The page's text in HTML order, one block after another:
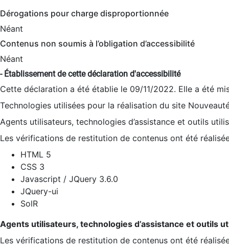
Dérogations pour charge disproportionnée
Néant
Contenus non soumis à l’obligation d’accessibilité
Néant
- Établissement de cette déclaration d'accessibilité
Cette déclaration a été établie le 09/11/2022. Elle a été
Technologies utilisées pour la réalisation du site
Agents utilisateurs, technologies d’assistance et outils
Les vérifications de restitution de contenus ont été
HTML 5
CSS 3
Javascript / JQuery 3.6.0
JQuery-ui
SolR
Agents utilisateurs, technologies d’assistance et outils
Les vérifications de restitution de contenus ont été